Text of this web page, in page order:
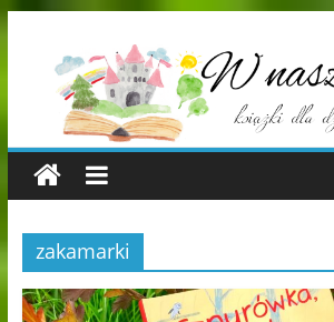
zakamarki